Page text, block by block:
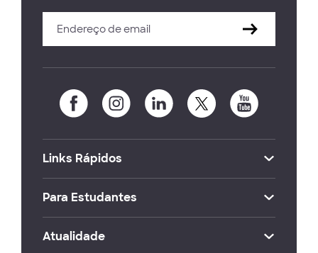
Links Rápidos
Para Estudantes
Atualidade